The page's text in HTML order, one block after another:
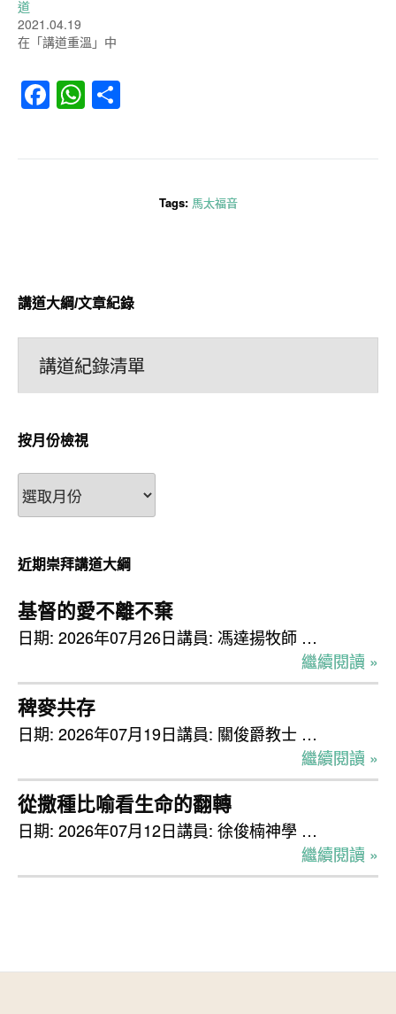
道
2021.04.19
在「講道重溫」中
Facebook
WhatsApp
Tags: 馬太福音
講道大綱/文章紀錄
講道紀錄清單
按月份檢視
按
月
檢
視
近期崇拜講道大綱
基督的愛不離不棄
日期: 2026年07月26日講員: 馮達揚牧師 …
繼續閱讀 »
稗麥共存
日期: 2026年07月19日講員: 關俊爵教士 …
繼續閱讀 »
從撒種比喻看生命的翻轉
日期: 2026年07月12日講員: 徐俊楠神學 …
繼續閱讀 »